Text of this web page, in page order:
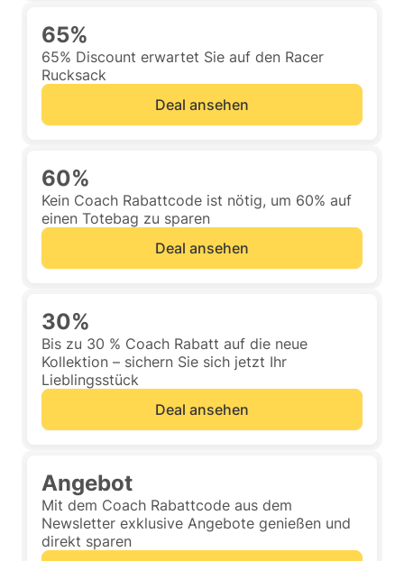
65%
65% Discount erwartet Sie auf den Racer
Rucksack
Deal ansehen
60%
Kein Coach Rabattcode ist nötig, um 60% auf
einen Totebag zu sparen
Deal ansehen
30%
Bis zu 30 % Coach Rabatt auf die neue
Kollektion – sichern Sie sich jetzt Ihr
Lieblingsstück
Deal ansehen
Angebot
Mit dem Coach Rabattcode aus dem
Newsletter exklusive Angebote genießen und
direkt sparen